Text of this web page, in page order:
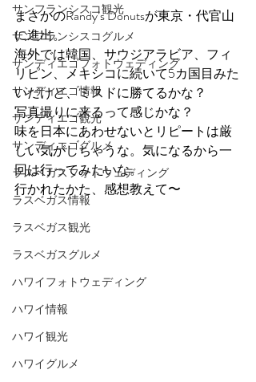
サンフランシスコ観光
サンフランシスコグルメ
サンディエゴフォトウェディング
サンディエゴ情報
サンディエゴ観光
サンディエゴグルメ
ラスベガスフォトウェディング
ラスベガス情報
ラスベガス観光
ラスベガスグルメ
ハワイフォトウェディング
ハワイ情報
ハワイ観光
ハワイグルメ
まさかのRandy’s Donutsが東京・代官山
に進出。
海外では韓国、サウジアラビア、フィ
リピン、メキシコに続いて5カ国目みた
いだけど、ミスドに勝てるかな？
写真撮りに来るって感じかな？
味を日本にあわせないとリピートは厳
しい気がしちゃうな。気になるから一
回は行ってみたいな。
行かれたかた、感想教えて〜